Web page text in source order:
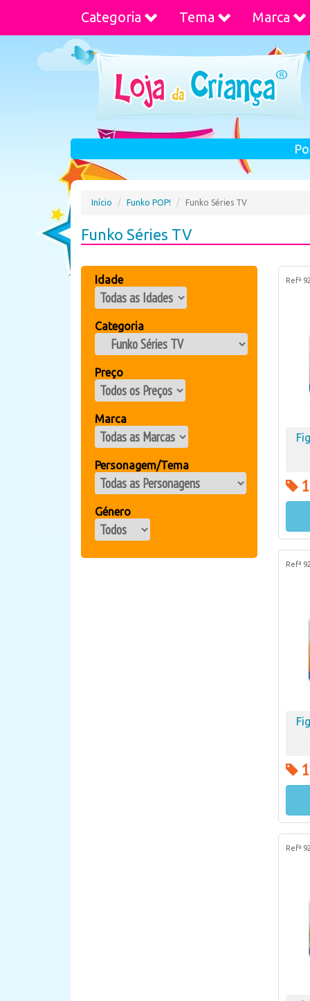
Categoria Tema Marca
Início Funko POP! Funko Séries TV
Funko Séries TV
Idade
Categoria
Preço
Marca
Personagem/Tema
Género
Refª
Refª
Refª